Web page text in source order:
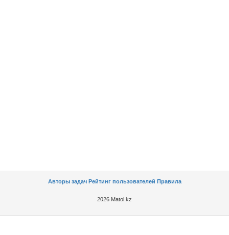
Авторы задач Рейтинг пользователей Правила
2026 Matol.kz